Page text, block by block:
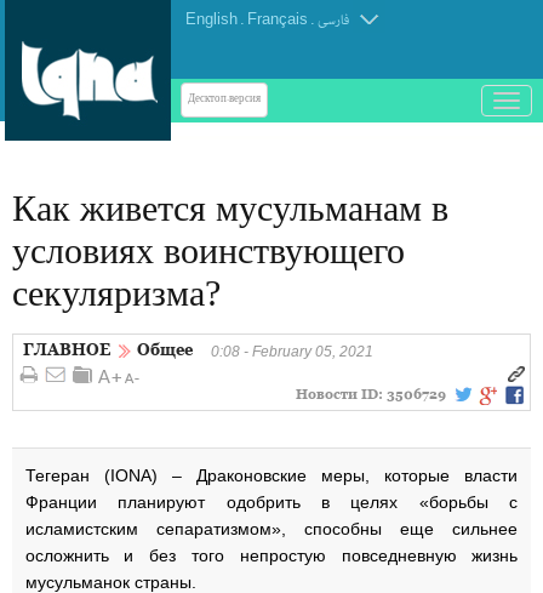
English . Français . فارسی
Десктоп-версия
باز
و
Как живется мусульманам в
условиях воинствующего
секуляризма?
ГЛАВНОЕ Общее 0:08 - February 05, 2021
Новости ID: 3506729
Тегеран (IONA) – Драконовские меры, которые власти
Франции планируют одобрить в целях «борьбы с
исламистским сепаратизмом», способны еще сильнее
осложнить и без того непростую повседневную жизнь
мусульманок страны.